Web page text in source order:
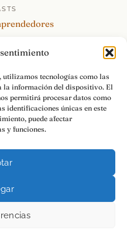
utilizamos tecnologías como las
la información del dispositivo. El
permitirá procesar datos como
identificaciones únicas en este
puede afectar
y funciones.
→